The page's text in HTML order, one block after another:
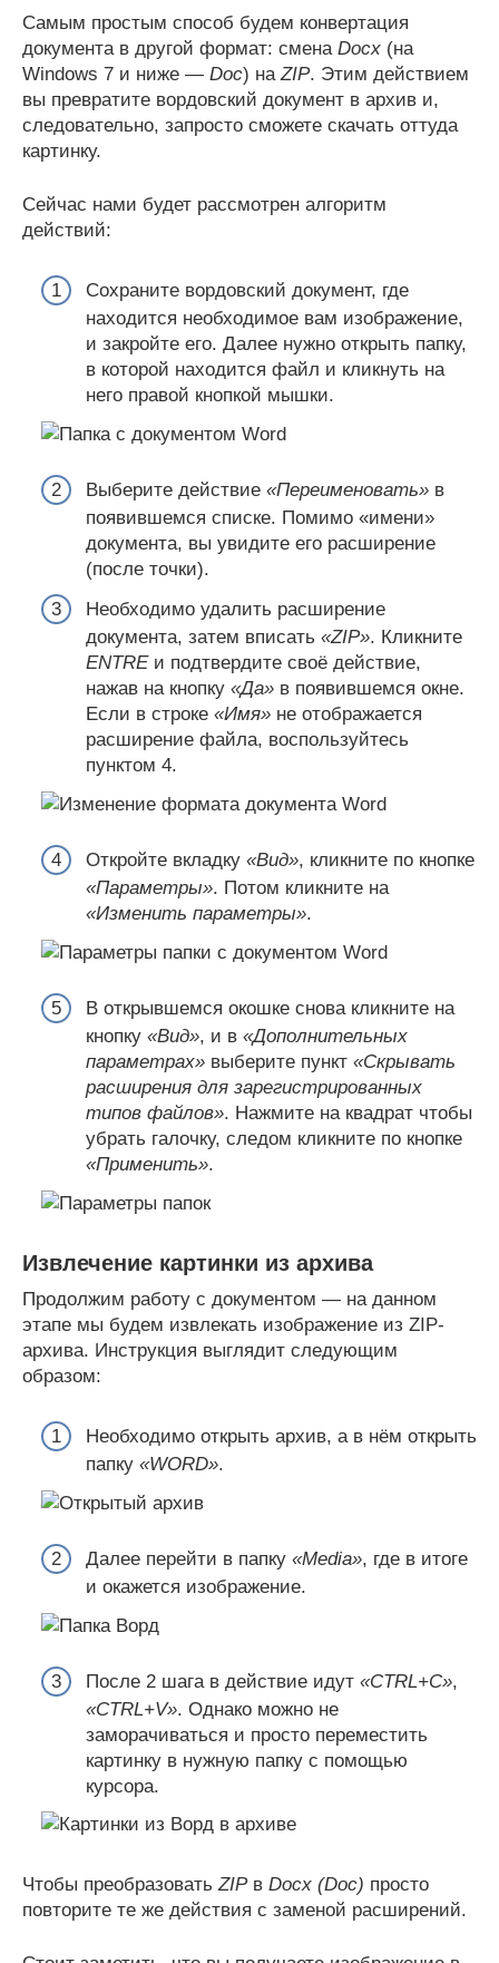
Самым простым способ будем конвертация
документа в другой формат: смена Docx (на
Windows 7 и ниже — Doc) на ZIP. Этим действием
вы превратите вордовский документ в архив и,
следовательно, запросто сможете скачать оттуда
картинку.
Сейчас нами будет рассмотрен алгоритм
действий:
Сохраните вордовский документ, где
находится необходимое вам изображение,
и закройте его. Далее нужно открыть папку,
в которой находится файл и кликнуть на
него правой кнопкой мышки.
Выберите действие «Переименовать» в
появившемся списке. Помимо «имени»
документа, вы увидите его расширение
(после точки).
Необходимо удалить расширение
документа, затем вписать «ZIP». Кликните
ENTREи подтвердите своё действие,
нажав на кнопку «Да» в появившемся окне.
Если в строке «Имя» не отображается
расширение файла, воспользуйтесь
пунктом 4.
Откройте вкладку «Вид», кликните по кнопке
«Параметры». Потом кликните на
«Изменить параметры».
В открывшемся окошке снова кликните на
кнопку «Вид», и в «Дополнительных
параметрах» выберите пункт «Скрывать
расширения для зарегистрированных
типов файлов». Нажмите на квадрат чтобы
убрать галочку, следом кликните по кнопке
«Применить».
Извлечение картинки из архива
Продолжим работу с документом — на данном
этапе мы будем извлекать изображение из ZIP-
архива. Инструкция выглядит следующим
образом:
Необходимо открыть архив, а в нём открыть
папку «WORD».
Далее перейти в папку «Media», где в итоге
и окажется изображение.
После 2 шага в действие идут «CTRL+C»,
«CTRL+V». Однако можно не
заморачиваться и просто переместить
картинку в нужную папку с помощью
курсора.
Чтобы преобразоватьZIPв Docx (Doc) просто
повторите те же действия с заменой расширений.